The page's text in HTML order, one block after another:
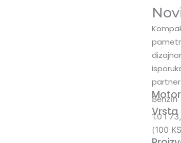
Motor
Benzin
1.0 l
(100